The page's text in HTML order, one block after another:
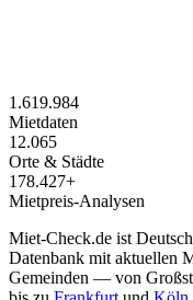
1.619.984
Mietdaten
12.065
Orte & Städte
178.427+
Mietpreis-Analysen
Miet-Check.de ist
Datenbank mit aktuellen
Gemeinden — von